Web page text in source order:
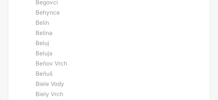
Begovci
Behynce
Belín
Belina
Beluj
Beluja
Beňov Vrch
Beňuš
Biele Vody
Biely Vrch